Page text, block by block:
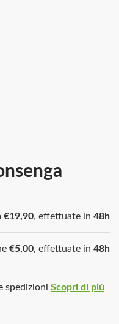
€19,90, effettuate in 48h
€5,00, effettuate in 48h
spedizioni Scopri di più